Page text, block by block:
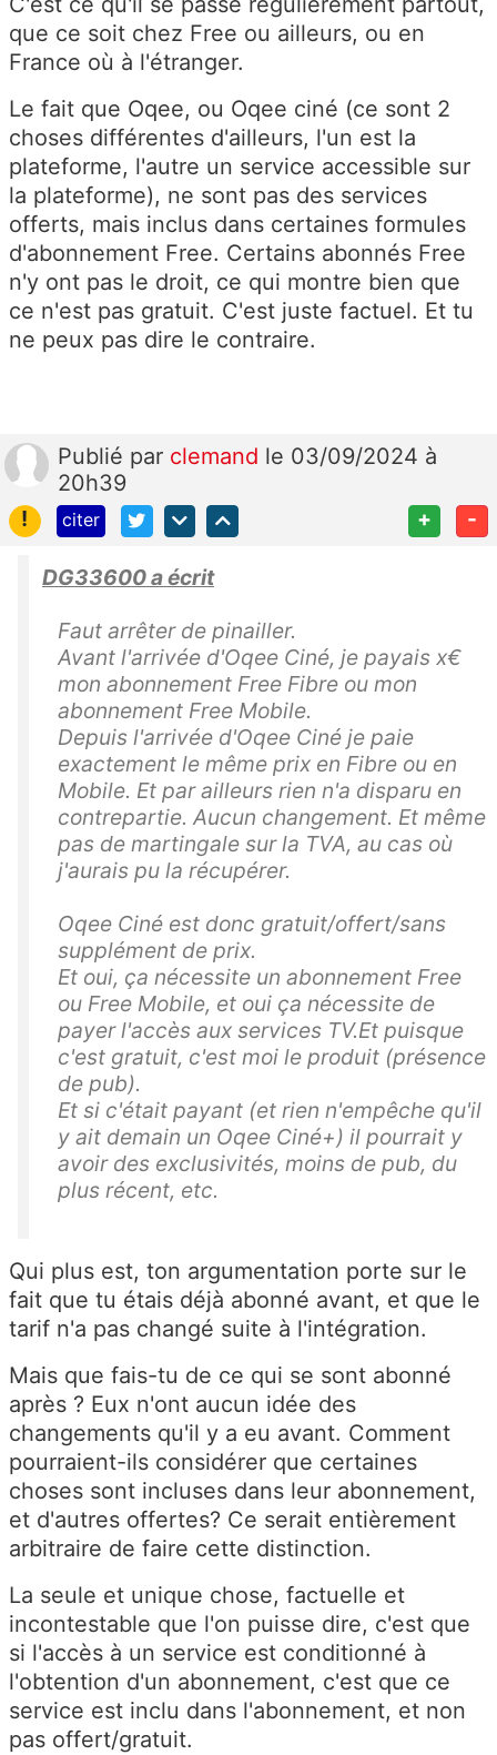
que ce soit chez Free ou ailleurs, ou en
France où à l'étranger.
Le fait que Oqee, ou Oqee ciné (ce sont 2
choses différentes d'ailleurs, l'un est la
plateforme, l'autre un service accessible sur
la plateforme), ne sont pas des services
offerts, mais inclus dans certaines formules
d'abonnement Free. Certains abonnés Free
n'y ont pas le droit, ce qui montre bien que
ce n'est pas gratuit. C'est juste factuel. Et tu
ne peux pas dire le contraire.
Publié par clemand le 03/09/2024 à
20h39
!
citer + -
DG33600 a écrit
Faut arrêter de pinailler.
Avant l'arrivée d'Oqee Ciné, je payais x€
mon abonnement Free Fibre ou mon
abonnement Free Mobile.
Depuis l'arrivée d'Oqee Ciné je paie
exactement le même prix en Fibre ou en
Mobile. Et par ailleurs rien n'a disparu en
contrepartie. Aucun changement. Et même
pas de martingale sur la TVA, au cas où
j'aurais pu la récupérer.
Oqee Ciné est donc gratuit/offert/sans
supplément de prix.
Et oui, ça nécessite un abonnement Free
ou Free Mobile, et oui ça nécessite de
payer l'accès aux services TV.Et puisque
c'est gratuit, c'est moi le produit (présence
de pub).
Et si c'était payant (et rien n'empêche qu'il
y ait demain un Oqee Ciné+) il pourrait y
avoir des exclusivités, moins de pub, du
plus récent, etc.
Qui plus est, ton argumentation porte sur le
fait que tu étais déjà abonné avant, et que le
tarif n'a pas changé suite à l'intégration.
Mais que fais-tu de ce qui se sont abonné
après ? Eux n'ont aucun idée des
changements qu'il y a eu avant. Comment
pourraient-ils considérer que certaines
choses sont incluses dans leur abonnement,
et d'autres offertes? Ce serait entièrement
arbitraire de faire cette distinction.
La seule et unique chose, factuelle et
incontestable que l'on puisse dire, c'est que
si l'accès à un service est conditionné à
l'obtention d'un abonnement, c'est que ce
service est inclu dans l'abonnement, et non
pas offert/gratuit.